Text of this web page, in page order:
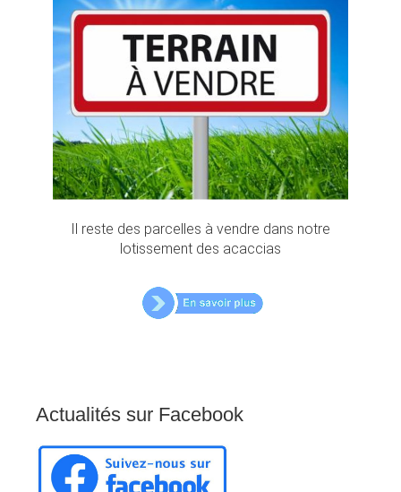
Il reste des parcelles à vendre dans notre
lotissement des acaccias
Actualités sur Facebook